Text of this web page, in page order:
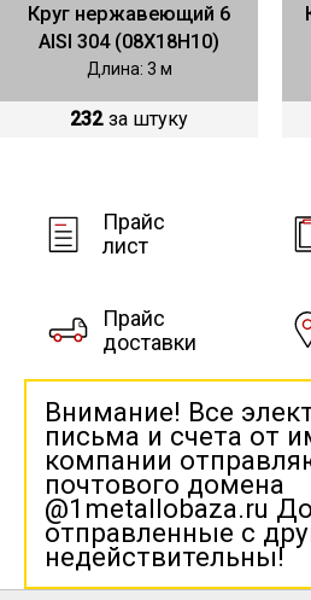
Круг нержавеющий 6
AISI 304 (08Х18Н10)
Длина: 3 м
232 за штуку
Прайс
лист
Прайс
доставки
Внимание! Все
письма и счета от
компании
почтового домена
@1metallobaza.ru
отправленные с
недействительны!